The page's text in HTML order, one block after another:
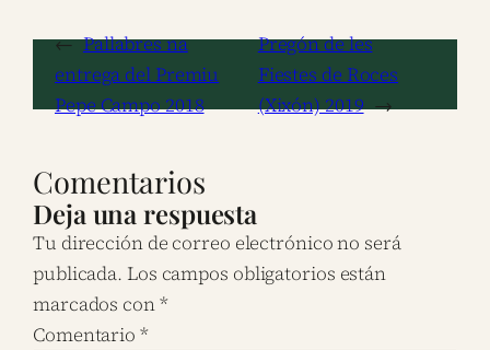
← Pallabres na
entrega del Premiu
Pepe Campo 2018
Pregón de les
Fiestes de Roces
(Xixón) 2019 →
Comentarios
Deja una respuesta
Tu dirección de correo electrónico no será
publicada. Los campos obligatorios están
marcados con*
Comentario *